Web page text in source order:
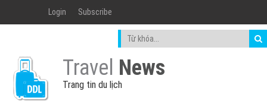
Login Subscribe
Travel News
Trang tin du lịch